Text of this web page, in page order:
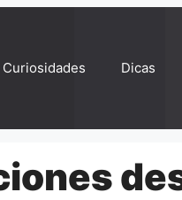
Curiosidades Dicas